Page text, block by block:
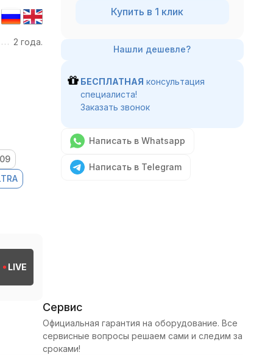
2 года.
LIVE
Купить в 1 клик
БЕСПЛАТНАЯ консультация
специалиста!
Заказать звонок
Написать в Whatsapp
Написать в Telegram
Сервис
Официальная гарантия на оборудование. Все
сервисные вопросы решаем сами и следим за
сроками!